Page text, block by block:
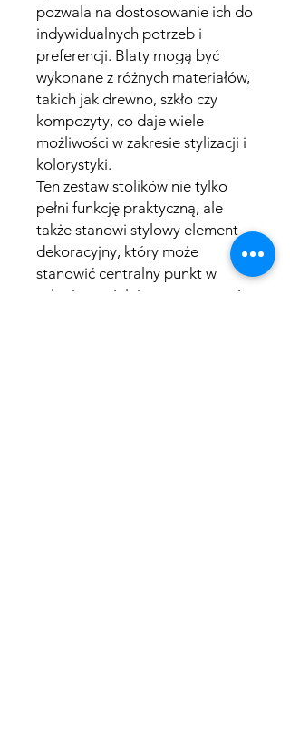
pozwala na dostosowanie ich do
indywidualnych potrzeb i
preferencji. Blaty mogą być
wykonane z różnych materiałów,
takich jak drewno, szkło czy
kompozyty, co daje wiele
możliwości w zakresie stylizacji i
kolorystyki.
Ten zestaw stolików nie tylko
pełni funkcję praktyczną, ale
także stanowi stylowy element
dekoracyjny, który może
stanowić centralny punkt w
salonie, sypialni czy przestrzeni